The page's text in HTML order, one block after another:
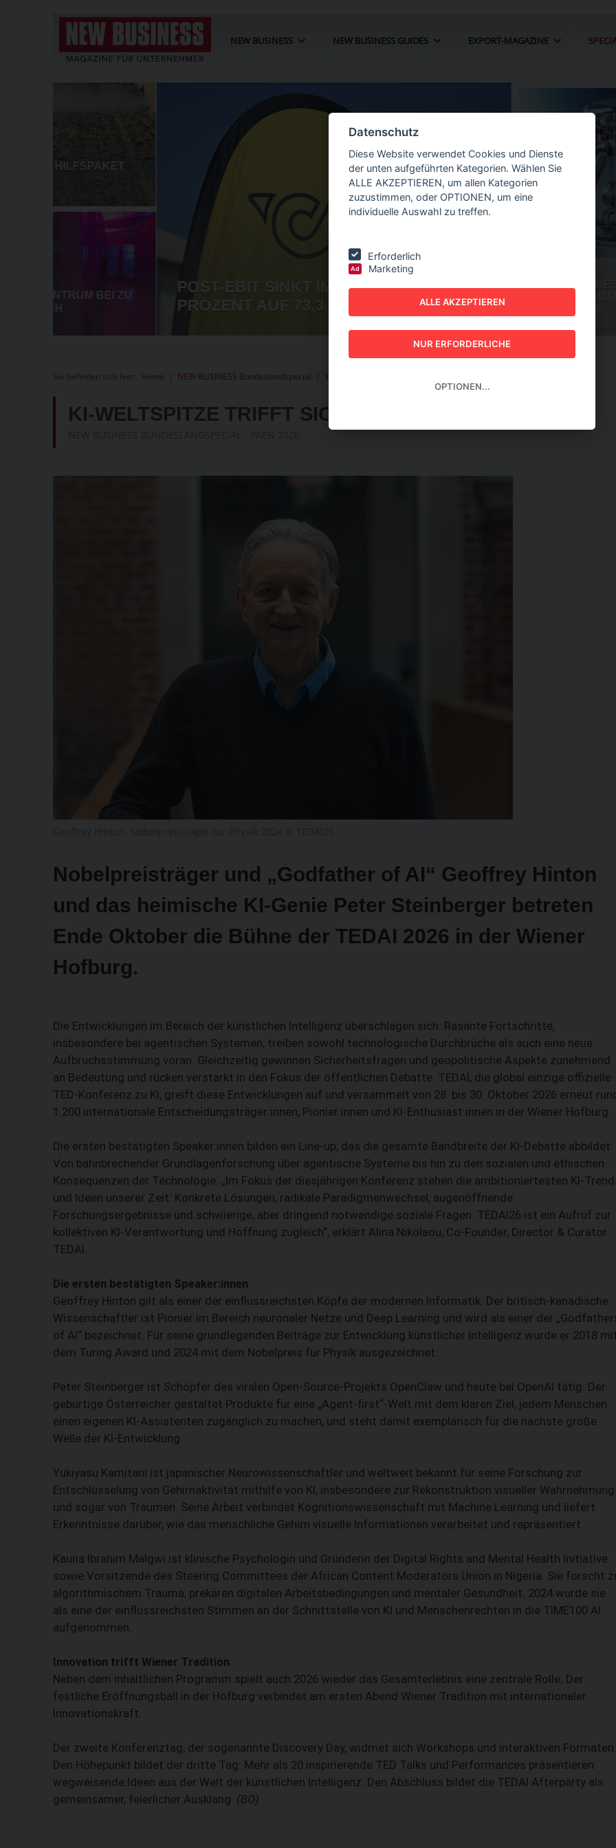
NEW BUSINESS NEW BUSINESS GUIDES EXPORT-MAGAZINE
POST-EBIT SINKT IM HALBJAHR UM 22
PROZENT AUF 73,3 MIO. EURO
GUIDES - AUTOMATION
GUIDE 2026
Sie befinden sich hier: Home NEW BUSINESS Bundeslandspecial WIEN 2026
KI-WELTSPITZE TRIFFT SICH IN WIEN.
Nobelpreisträger und „Godfather of AI“ Geoffrey Hinton
und das heimische KI-Genie Peter Steinberger betreten
Ende Oktober die Bühne der TEDAI 2026 in der Wiener
Hofburg.
Die Entwicklungen im Bereich der künstlichen Intelligenz überschlagen sich: Rasante Fortschritte,
insbesondere bei agentischen Systemen, treiben sowohl technologische Durchbrüche als auch eine neue
Aufbruchsstimmung voran. Gleichzeitig gewinnen Sicherheitsfragen und geopolitische Aspekte zunehmend
an Bedeutung und rücken verstärkt in den Fokus der öffentlichen Debatte. TED­AI, die global einzige offizielle
TED-Konferenz zu KI, greift diese Entwicklungen auf und versammelt von 28. bis 30. Oktober 2026 erneut
1.200 internationale Entscheidungsträger:innen, Pionier:innen und KI-Enthusiast:innen in der Wiener Hofburg.
Die ersten bestätigten Speaker:innen bilden ein Line-up, das die gesamte Bandbreite der KI-Debatte abbildet:
Von bahnbrechender Grundlagenforschung über agentische Systeme bis hin zu den sozia­len und ethischen
Konsequenzen der Technologie. „Im Fokus der diesjährigen Konferenz stehen die ambitioniertesten KI-
und Ideen unserer Zeit: Konkrete Lösungen, radikale Paradigmenwechsel, augenöffnende
Forschungsergebnisse und schwierige, aber dringend notwendige soziale Fragen. TEDAI26 ist ein Aufruf zur
kollektiven KI-Verantwortung und Hoffnung zugleich“, erklärt Alina Nikolaou, Co-Founder, Director & Curator
TEDAI.
Die ersten bestätigten Speaker:innen
Geoffrey Hinton gilt als einer der einflussreichsten Köpfe der modernen Informatik. Der britisch-kanadische
Wissenschaftler ist Pionier im Bereich neuronaler Netze und Deep Learning und wird als einer der
of AI“ bezeichnet. Für seine grundlegenden Beiträge zur Entwicklung künstlicher Intelligenz wurde er 2018
dem Turing Award und 2024 mit dem Nobelpreis für Physik ausgezeichnet.
Peter Steinberger ist Schöpfer des viralen Open-Source-Projekts OpenClaw und heute bei OpenAI tätig. Der
gebürtige Österreicher gestaltet Produkte für eine „Agent-first“-Welt mit dem klaren Ziel, jedem Menschen
einen eigenen KI-Assistenten zugänglich zu machen, und steht damit exemplarisch für die nächste große
Welle der KI-Entwicklung.
Yukiyasu Kamitani ist japanischer Neurowissenschaftler und weltweit bekannt für seine Forschung zur
Entschlüsselung von Gehirnaktivität mithilfe von KI, insbesondere zur Rekonstruktion visueller Wahrnehmung
und sogar von Träumen. Seine Arbeit verbindet Kognitionswissenschaft mit Machine Learning und liefert
Erkenntnisse darüber, wie das menschliche Gehirn visuelle Informationen verarbeitet und repräsentiert.
Kauna Ibrahim Malgwi ist klinische Psychologin und Gründerin der Digital Rights and Mental Health Initiative
sowie Vorsitzende des Steering Committees der African Content Moderators Union in Nigeria. Sie forscht
algorithmischem Trauma, prekären digitalen Arbeitsbedingungen und mentaler Gesundheit. 2024 wurde sie
als eine der einflussreichsten Stimmen an der Schnittstelle von KI und Menschenrechten in die TIME100 AI
aufgenommen.
Innovation trifft Wiener Tradition
Neben dem inhaltlichen Programm spielt auch 2026 wieder das Gesamterlebnis eine zentrale Rolle: Der
festliche Eröffnungsball in der Hofburg verbindet am ersten Abend Wiener Tradition mit internationaler
Innovationskraft.
Der zweite Konferenztag, der sogenannte Discovery Day, widmet sich Workshops und interaktiven Formaten.
Den Höhepunkt bildet der dritte Tag: Mehr als 20 inspirierende TED Talks und Performances präsentieren
wegweisende Ideen aus der Welt der künstlichen Intelligenz. Den Abschluss bildet die TED­AI Afterparty als
gemeinsamer, feierlicher Ausklang. (BO)
SUCHEN
Datenschutz
Diese Website verwendet Cookies und Dienste
der unten aufgeführten Kategorien. Wählen Sie
ALLE AKZEPTIEREN, um allen Kategorien
zuzustimmen, oder OPTIONEN, um eine
individuelle Auswahl zu treffen.
Erforderlich
Ad Marketing
ALLE AKZEPTIEREN
NUR ERFORDERLICHE
OPTIONEN...